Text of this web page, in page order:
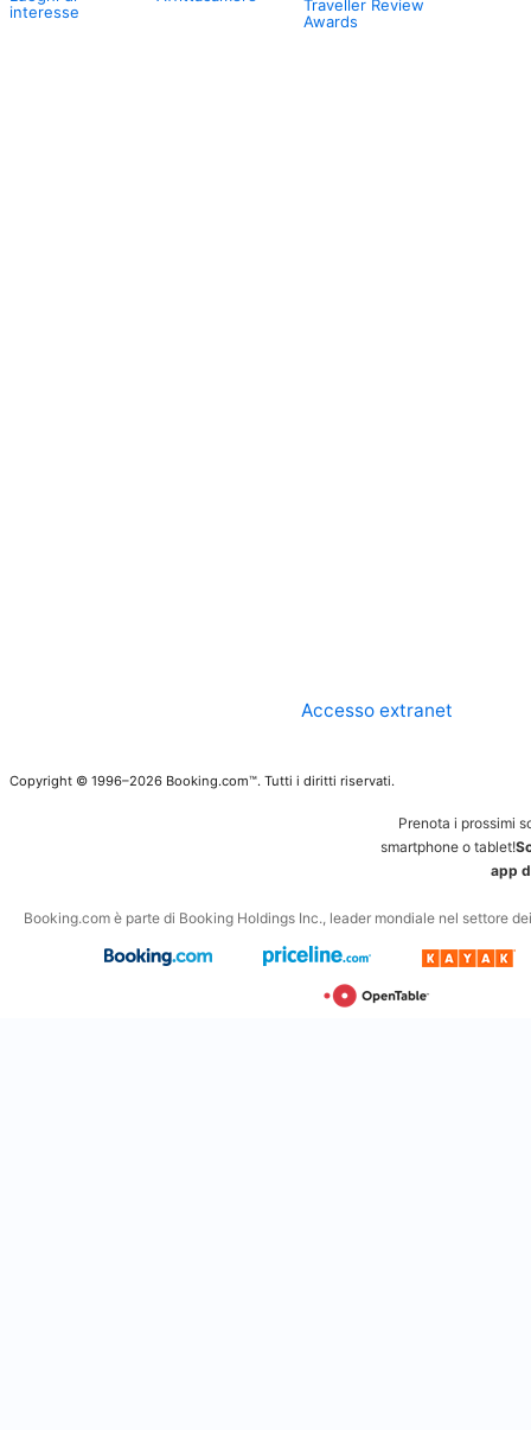
interesse
Traveller Review
Awards
Accesso extranet
Copyright © 1996–2026 Booking.com™. Tutti i diritti riservati.
Prenota i prossimi
smartphone o tablet!
app
Booking.com è parte di Booking Holdings Inc., leader mondiale nel settore